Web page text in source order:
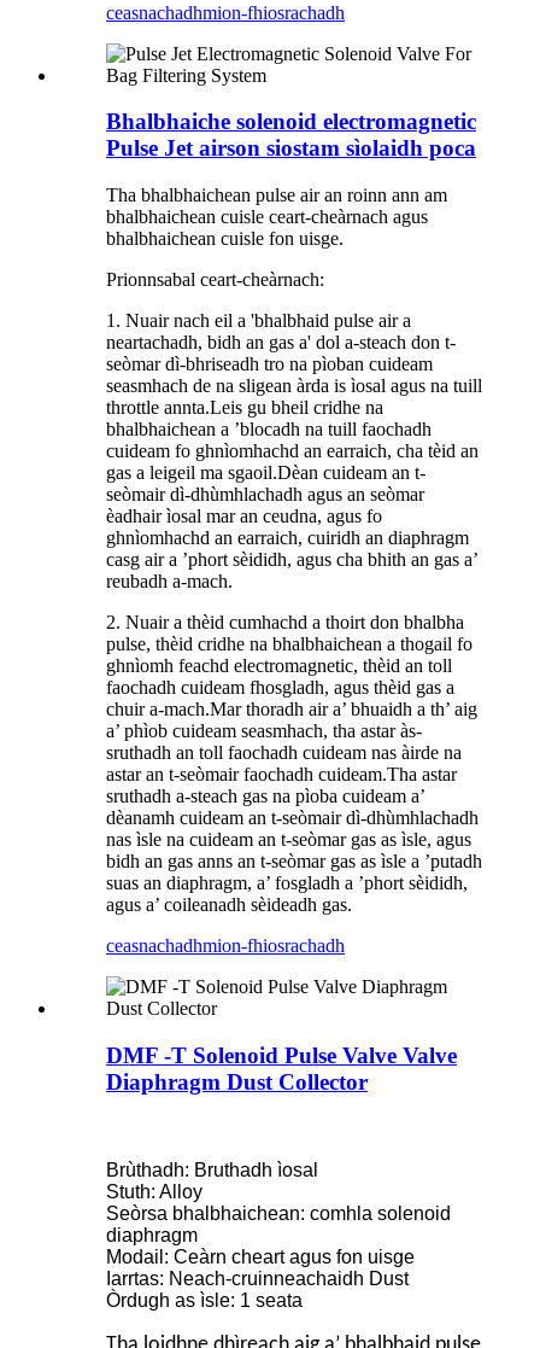
ceasnachadhmion-fhiosrachadh
Bhalbhaiche solenoid electromagnetic
Pulse Jet airson siostam sìolaidh poca
Tha bhalbhaichean pulse air an roinn ann am
bhalbhaichean cuisle ceart-cheàrnach agus
bhalbhaichean cuisle fon uisge.
Prionnsabal ceart-cheàrnach:
1. Nuair nach eil a 'bhalbhaid pulse air a
neartachadh, bidh an gas a' dol a-steach don t-
seòmar dì-bhriseadh tro na pìoban cuideam
seasmhach de na sligean àrda is ìosal agus na tuill
throttle annta.Leis gu bheil cridhe na
bhalbhaichean a ’blocadh na tuill faochadh
cuideam fo ghnìomhachd an earraich, cha tèid an
gas a leigeil ma sgaoil.Dèan cuideam an t-
seòmair dì-dhùmhlachadh agus an seòmar
èadhair ìosal mar an ceudna, agus fo
ghnìomhachd an earraich, cuiridh an diaphragm
casg air a ’phort sèididh, agus cha bhith an gas a’
reubadh a-mach.
2. Nuair a thèid cumhachd a thoirt don bhalbha
pulse, thèid cridhe na bhalbhaichean a thogail fo
ghnìomh feachd electromagnetic, thèid an toll
faochadh cuideam fhosgladh, agus thèid gas a
chuir a-mach.Mar thoradh air a’ bhuaidh a th’ aig
a’ phìob cuideam seasmhach, tha astar às-
sruthadh an toll faochadh cuideam nas àirde na
astar an t-seòmair faochadh cuideam.Tha astar
sruthadh a-steach gas na pìoba cuideam a’
dèanamh cuideam an t-seòmair dì-dhùmhlachadh
nas ìsle na cuideam an t-seòmar gas as ìsle, agus
bidh an gas anns an t-seòmar gas as ìsle a ’putadh
suas an diaphragm, a’ fosgladh a ’phort sèididh,
agus a’ coileanadh sèideadh gas.
ceasnachadhmion-fhiosrachadh
DMF -T Solenoid Pulse Valve Valve
Diaphragm Dust Collector
Brùthadh: Bruthadh ìosal
Stuth: Alloy
Seòrsa bhalbhaichean: comhla solenoid
diaphragm
Modail: Ceàrn cheart agus fon uisge
Iarrtas: Neach-cruinneachaidh Dust
Òrdugh as ìsle: 1 seata